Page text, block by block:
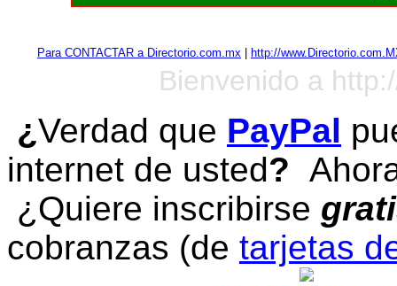
Para CONTACTAR a Directorio.com.mx http://
Bienvenido a
¿Verdad que PayPal
internet de usted?
¿Quiere inscribirse
cobranzas (de tarjetas